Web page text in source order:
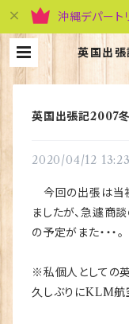
沖縄デパー
英国出
～9日＆
英国出張記2007
2020/04/12 13:23
今回の出張は当
ましたが、急遽商
の予定がまた・・・。
※私個人としての
久しぶりにKLM航